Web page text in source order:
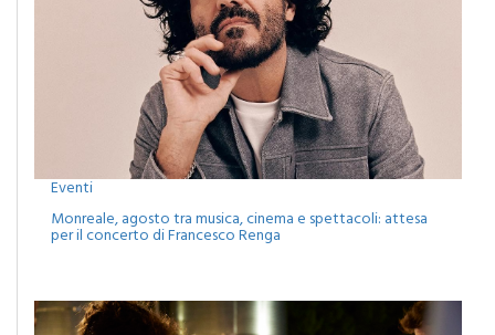
Eventi
Monreale, agosto tra musica, cinema e spettacoli: attesa